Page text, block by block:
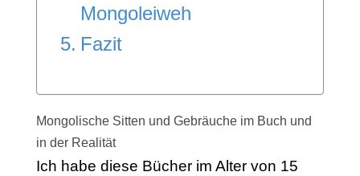
Mongoleiweh
Fazit
Mongolische Sitten und Gebräuche im Buch und
in der Realität
Ich habe diese Bücher im Alter von 15